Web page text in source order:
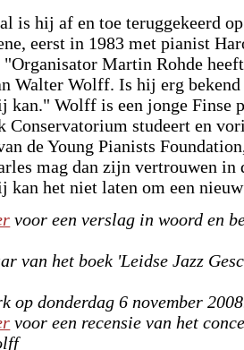
is hij af en toe teruggekeerd
eerst in 1983 met pianist
"Organisator Martin Rohde
Walter Wolff. Is hij erg
kan." Wolff is een jonge Finse
studeert en
de Young Pianists
mag dan zijn vertrouwen in
kan het niet laten om een
voor een verslag in woord en
van het boek 'Leidse Jazz
op donderdag 6 november
voor een recensie van het